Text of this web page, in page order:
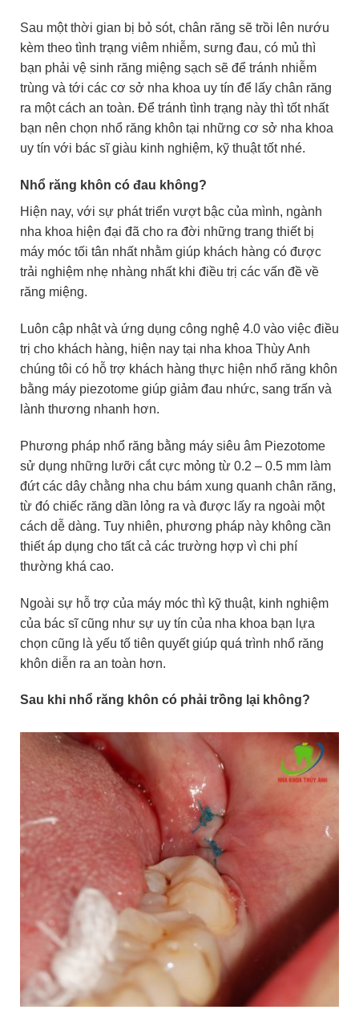
Sau một thời gian bị bỏ sót, chân răng sẽ trồi lên nướu
kèm theo tình trạng viêm nhiễm, sưng đau, có mủ thì
bạn phải vệ sinh răng miệng sạch sẽ để tránh nhiễm
trùng và tới các cơ sở nha khoa uy tín để lấy chân răng
ra một cách an toàn. Để tránh tình trạng này thì tốt nhất
bạn nên chọn nhổ răng khôn tại những cơ sở nha khoa
uy tín với bác sĩ giàu kinh nghiệm, kỹ thuật tốt nhé.
Nhổ răng khôn có đau không?
Hiện nay, với sự phát triển vượt bậc của mình, ngành
nha khoa hiện đại đã cho ra đời những trang thiết bị
máy móc tối tân nhất nhằm giúp khách hàng có được
trải nghiệm nhẹ nhàng nhất khi điều trị các vấn đề về
răng miệng.
Luôn cập nhật và ứng dụng công nghệ 4.0 vào việc điều
trị cho khách hàng, hiện nay tại nha khoa Thùy Anh
chúng tôi có hỗ trợ khách hàng thực hiện nhổ răng khôn
bằng máy piezotome giúp giảm đau nhức, sang trấn và
lành thương nhanh hơn.
Phương pháp nhổ răng bằng máy siêu âm Piezotome
sử dụng những lưỡi cắt cực mỏng từ 0.2 – 0.5 mm làm
đứt các dây chằng nha chu bám xung quanh chân răng,
từ đó chiếc răng dần lỏng ra và được lấy ra ngoài một
cách dễ dàng. Tuy nhiên, phương pháp này không cần
thiết áp dụng cho tất cả các trường hợp vì chi phí
thường khá cao.
Ngoài sự hỗ trợ của máy móc thì kỹ thuật, kinh nghiệm
của bác sĩ cũng như sự uy tín của nha khoa bạn lựa
chọn cũng là yếu tố tiên quyết giúp quá trình nhổ răng
khôn diễn ra an toàn hơn.
Sau khi nhổ răng khôn có phải trồng lại không?